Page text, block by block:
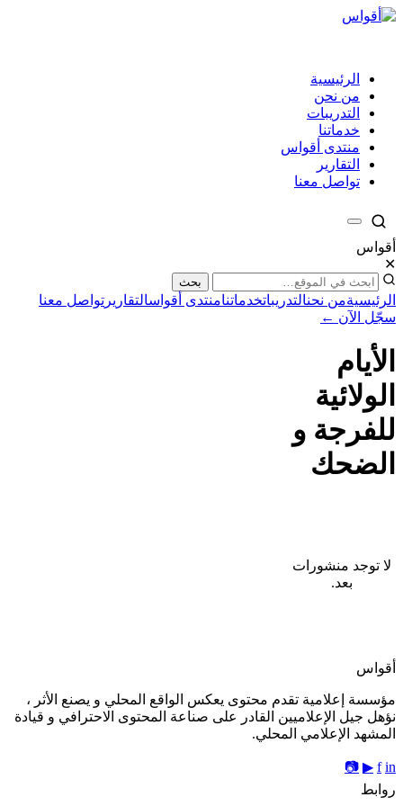
الرئيسية
من نحن
التدريبات
خدماتنا
منتدى أقواس
التقارير
تواصل معنا
أقواس
✕
بحث
الرئيسيةمن نحنالتدريباتخدماتنامنتدى أقواسالتقارير تواصل معنا
سجّل الآن ←
الأيام
الولائية
للفرجة و
الضحك
لا توجد منشورات
بعد.
أقواس
مؤسسة إعلامية تقدم محتوى يعكس الواقع المحلي و يصنع الأثر ،
نؤهل جيل الإعلاميين القادر على صناعة المحتوى الاحترافي و قيادة
المشهد الإعلامي المحلي.
f in
▶
📷
روابط